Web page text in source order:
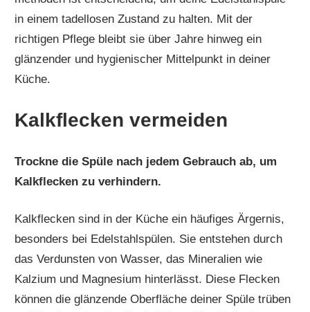
in einem tadellosen Zustand zu halten. Mit der
richtigen Pflege bleibt sie über Jahre hinweg ein
glänzender und hygienischer Mittelpunkt in deiner
Küche.
Kalkflecken vermeiden
Trockne die Spüle nach jedem Gebrauch ab, um
Kalkflecken zu verhindern.
Kalkflecken sind in der Küche ein häufiges Ärgernis,
besonders bei Edelstahlspülen. Sie entstehen durch
das Verdunsten von Wasser, das Mineralien wie
Kalzium und Magnesium hinterlässt. Diese Flecken
können die glänzende Oberfläche deiner Spüle trüben